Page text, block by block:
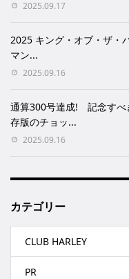
2025.09.17
2025 キング・オブ・ザ・
マン...
2025.09.16
通算300号達成! 記念すべ
存版のチョッ...
2025.09.16
カテゴリー
CLUB HARLEY
PR